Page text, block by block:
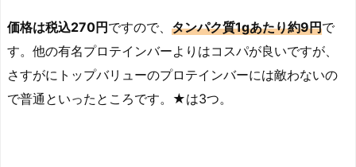
価格は税込270円 ですので、 タンパク質1gあたり約9円で
す。他の有名プロテインバーよりはコスパが良いですが、
さすがにトップバリューのプロテインバーには敵わないの
で普通といったところです。★は3つ。